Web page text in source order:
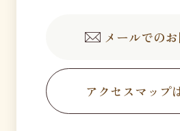
メールでの
アクセスマップ